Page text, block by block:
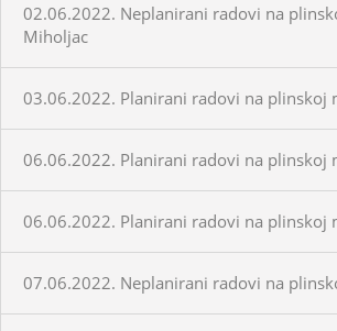
02.06.2022. Neplanirani radovi na
Miholjac
03.06.2022. Planirani radovi na plinskoj
06.06.2022. Planirani radovi na plinskoj
06.06.2022. Planirani radovi na plinskoj
07.06.2022. Neplanirani radovi na